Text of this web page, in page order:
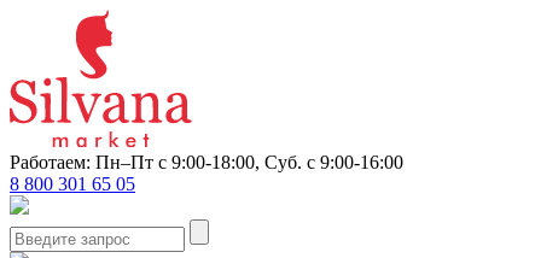
Работаем: Пн–Пт с 9:00-18:00, Суб. с 9:00-16:00
8 800 301 65 05